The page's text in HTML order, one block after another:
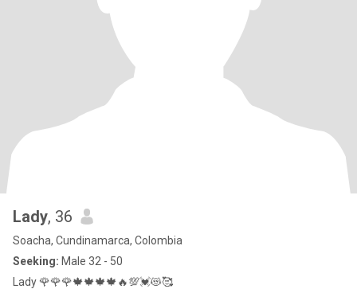
Lady, 36
Soacha, Cundinamarca, Colombia
Seeking: Male 32 - 50
Lady 🌹🌹🌹🍁🍁🍁🍁🔥💯💓😻🥰